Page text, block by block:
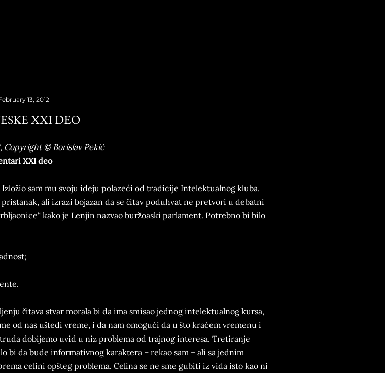
13, 2012
XXI DEO
Copyright © Borislav Pekić
XXI deo
Izložio sam mu svoju ideju polazeći od tradicije Intelektualnog kluba.
ali izrazi bojazan da se čitav poduhvat ne pretvori u debatni
kako je Lenjin nazvao buržoaski parlament. Potrebno bi bilo
čitava stvar morala bi da ima smisao jednog intelektualnog kursa,
od nas uštedi vreme, i da nam omogući da u što kraćem vremenu i
dobijemo uvid u niz problema od trajnog interesa. Tretiranje
bi da bude informativnog karaktera – rekao sam – ali sa jednim
celini opšteg problema. Celina se ne sme gubiti iz vida isto kao ni